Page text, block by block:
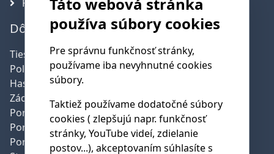
Komisie
Dôležité telefónne čísla
Tiesňová linka:112
Polícia:
158
Hasičská služba:
Záchranná služba:
155
Poruchy SSE: 0800 159 000
Poruchy SPP: 0850 111 727
Poruchy pev.linky:
0800 123 777
používa súbory cookies
Pre správnu funkčnosť stránky,
používame iba nevyhnutné cookies
súbory.
Taktiež používame dodatočné súbory
cookies ( zlepšujú napr. funkčnosť
stránky, YouTube videí, zdielanie
postov...), akceptovaním súhlasíte s